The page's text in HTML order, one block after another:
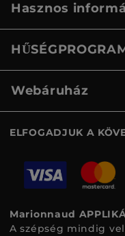
Hasznos
Webáruház
ELFOGADJUK A
Marionnaud
A szépség mindig